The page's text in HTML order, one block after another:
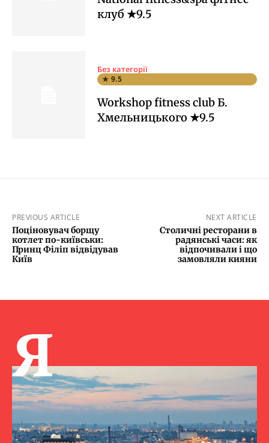
клуб ★9.5
Без категорії
★ 9.5
Workshop fitness club Б.
Хмельницького ★9.5
PREVIOUS ARTICLE
Поціновувач борщу
котлет по-київськи:
Принц Філіп відвідував
Київ
NEXT ARTICLE
Столичні ресторани в
радянські часи: як
відпочивали і що
замовляли кияни
Я